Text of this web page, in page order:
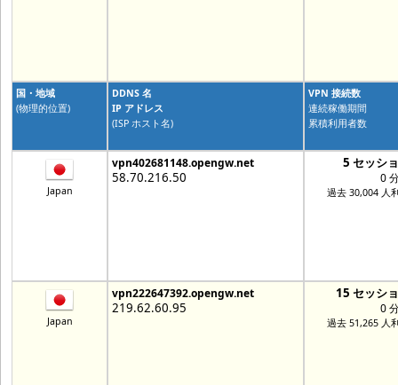
国・地域
(物理的位置)
DDNS 名
IP アドレス
(ISP ホスト名)
VPN 接続数
連続稼働期間
累積利用者数
Japan
vpn402681148.opengw.net
58.70.216.50
5 セッシ
0
過去 30,004 人
Japan
vpn222647392.opengw.net
219.62.60.95
15 セッシ
0
過去 51,265 人